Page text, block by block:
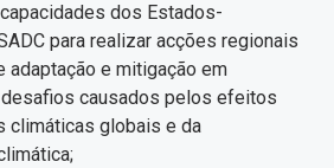
dos Estados-
para realizar acções regionais
adaptação e mitigação em
causados pelos efeitos
climáticas globais e da